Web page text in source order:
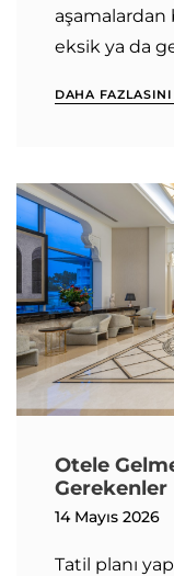
aşamalardan
eksik ya da
DAHA FAZLASINI
Otele
Gerekenler
14 Mayıs 2026
Tatil planı